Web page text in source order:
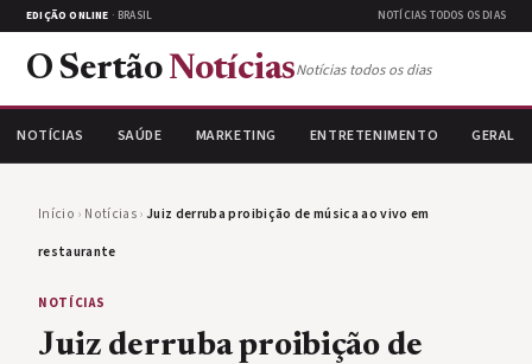
EDIÇÃO ONLINE · BRASIL NOTÍCIAS TODOS OS DIAS
O Sertão NotíciasNotícias todos os dias
NOTÍCIAS SAÚDE MARKETING ENTRETENIMENTO GERAL
Início › Notícias›Juiz derruba proibição de música ao vivo em
restaurante
NOTÍCIAS
Juiz derruba proibição de